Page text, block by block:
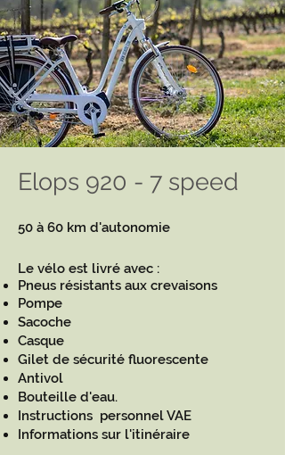
Elops 920 - 7 speed
50 à 60 km d'autonomie
Le vélo est livré avec :
Pneus résistants aux crevaisons
Pompe
Sacoche
Casque
Gilet de sécurité fluorescente
Antivol
Bouteille d'eau.
Instructions personnel VAE
Informations sur l'itinéraire